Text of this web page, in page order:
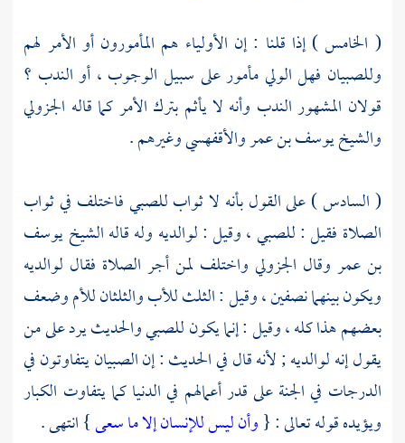
( الخامس ) إذا قلنا : إن الأولياء هم المأمورون أو الأمر لهم
وللصبيان فهل الولي مأمور على سبيل الوجوب ، أو الندب ؟
قولان المشهور الندب وأنه لا يأثم بترك الأمر كما قاله الجزولي
والشيخيوسف بن عمروالأقفهسيوغيرهم .
( السادس ) على القول بأنه لا ثواب للصبي فاختلف في ثواب
الصلاة فقيل : للصبي ، وقيل : لوالديه وله قاله الشيخيوسف
بن عمر وقال الجزولي واختلف لمن أجر الصلاة فقال لوالديه
ويكون بينهما نصفين ، وقيل : الثلث للأب والثلثان للأم وضعف
بعضهم هذا كله ، وقيل : إنما يكون للصبي والحديث يرد على من
يقول إنه لوالديه ; لأنه قال في الحديث : إن الصبيان يتفاوتون في
الدرجات في الجنة على قدر أعمالهم في الدنيا كما يتفاوت الكبار
ويؤيده قوله تعالى : {وأن ليس للإنسان إلا ما سعى} انتهى .